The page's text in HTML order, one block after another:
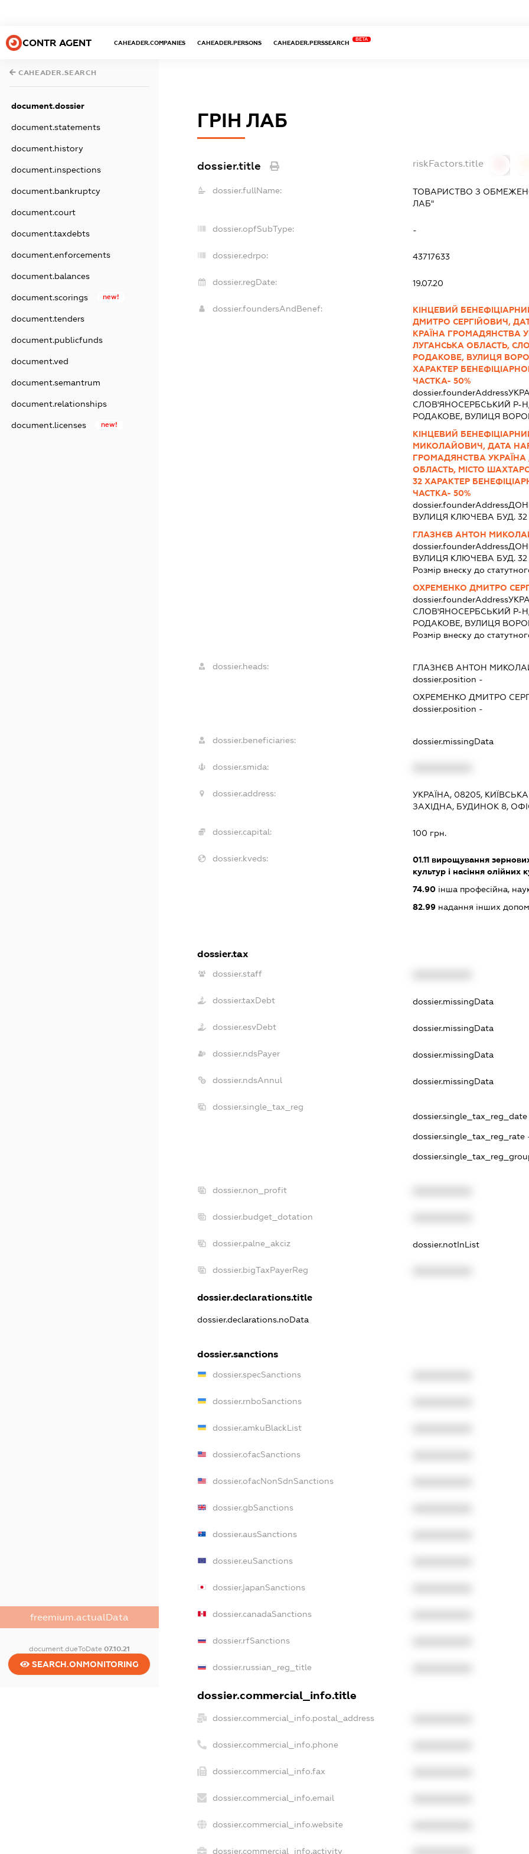
CONTR AGENT CAHEADER.COMPANIES CAHEADER.PERSONS CAHEADER.PERSSEARCH
BETA
CAHEADER.SEARCH
document.dossier
document.statements
document.history
document.inspections
document.bankruptcy
document.court
document.taxdebts
document.enforcements
document.balances
document.scorings new!
document.tenders
document.publicfunds
document.ved
document.semantrum
document.relationships
document.licenses new!
freemium.actualData
document.dueToDate 07.10.21
SEARCH.ONMONITORING
ГРІН ЛАБ
dossier.title riskFactors.title
dossier.fullName:
ТОВАРИСТВО З
ЛАБ"
dossier.opfSubType: -
dossier.edrpo: 43717633
dossier.regDate: 19.07.20
dossier.foundersAndBenef:
КІНЦЕВИЙ
ДМИТРО СЕРГІЙОВИЧ,
КРАЇНА ГРОМАДЯНСТВА
ЛУГАНСЬКА ОБЛАСТЬ,
РОДАКОВЕ, ВУЛИЦЯ
ХАРАКТЕР
ЧАСТКА- 50%
dossier.founderAddress
СЛОВ'ЯНОСЕРБСЬКИЙ Р-
РОДАКОВЕ, ВУЛИЦЯ
КІНЦЕВИЙ
МИКОЛАЙОВИЧ, ДАТА
ГРОМАДЯНСТВА УКРАЇНА
ОБЛАСТЬ, МІСТО
32 ХАРАКТЕР
ЧАСТКА- 50%
dossier.founderAddress
ВУЛИЦЯ КЛЮЧЕВА БУД. 32
ГЛАЗНЄВ АНТОН
dossier.founderAddress
ВУЛИЦЯ КЛЮЧЕВА БУД. 32
Розмір внеску до
ОХРЕМЕНКО ДМИТРО
dossier.founderAddress
СЛОВ'ЯНОСЕРБСЬКИЙ Р-
РОДАКОВЕ, ВУЛИЦЯ
Розмір внеску до
dossier.heads: ГЛАЗНЄВ АНТОН
dossier.position -
ОХРЕМЕНКО ДМИТРО
dossier.position -
dossier.beneficiaries: dossier.missingData
dossier.smida:
dossier.address:
УКРАЇНА, 08205,
ЗАХІДНА, БУДИНОК 8,
dossier.capital: 100 грн.
dossier.kveds: 01.11вирощування
культур і насіння олійних
74.90інша професійна,
82.99надання інших
dossier.tax
dossier.staff
dossier.taxDebt dossier.missingData
dossier.esvDebt dossier.missingData
dossier.ndsPayer dossier.missingData
dossier.ndsAnnul dossier.missingData
dossier.single_tax_reg
dossier.single_tax_reg_date
dossier.single_tax_reg_rate
dossier.non_profit
dossier.budget_dotation
dossier.palne_akciz dossier.notInList
dossier.bigTaxPayerReg
dossier.declarations.title
dossier.declarations.noData
dossier.sanctions
dossier.specSanctions
dossier.rnboSanctions
dossier.amkuBlackList
dossier.ofacSanctions
dossier.ofacNonSdnSanctions
dossier.gbSanctions
dossier.ausSanctions
dossier.euSanctions
dossier.japanSanctions
dossier.canadaSanctions
dossier.rfSanctions
dossier.russian_reg_title
dossier.commercial_info.title
dossier.commercial_info.postal_address
dossier.commercial_info.phone
dossier.commercial_info.fax
dossier.commercial_info.email
dossier.commercial_info.website
dossier.commercial_info.activity